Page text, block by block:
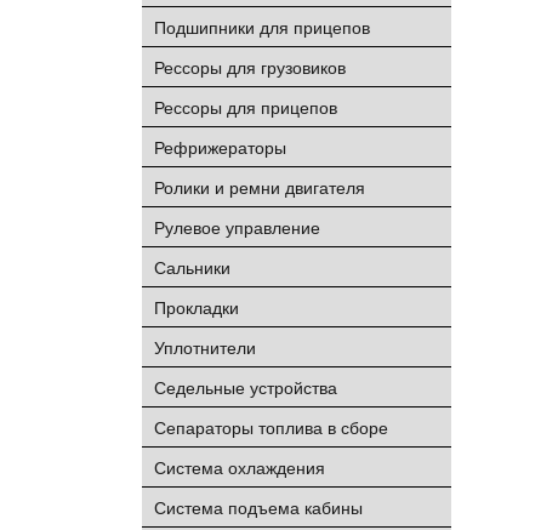
Подшипники для прицепов
Рессоры для грузовиков
Рессоры для прицепов
Рефрижераторы
Ролики и ремни двигателя
Рулевое управление
Сальники
Прокладки
Уплотнители
Седельные устройства
Сепараторы топлива в сборе
Система охлаждения
Система подъема кабины